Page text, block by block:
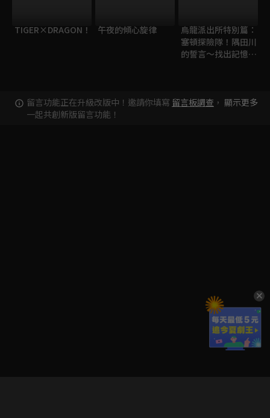
TIGER×DRAGON！ 午夜的傾心旋律
烏龍派出所特別篇：
塞頓探險隊！隅田川
的誓言～找出記憶中
留言功能正在升級改版中！邀請你填寫 留言板調查 ，
一起共創新版留言功能！
顯示更多